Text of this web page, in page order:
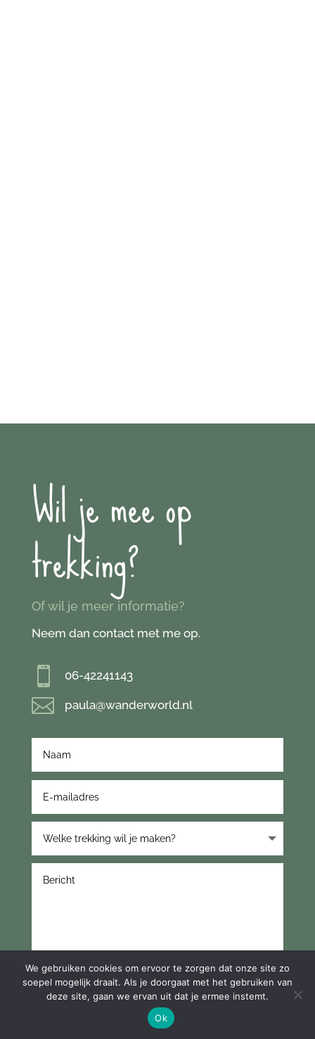
Wil je mee op
trekking?
Of wil je meer informatie?
Neem dan contact met me op.
 06-42241143
 paula@wanderworld.nl
VERSTUREN
We gebruiken cookies om ervoor te zorgen dat onze site zo
soepel mogelijk draait. Als je doorgaat met het gebruiken van
deze site, gaan we ervan uit dat je ermee instemt.
Ok